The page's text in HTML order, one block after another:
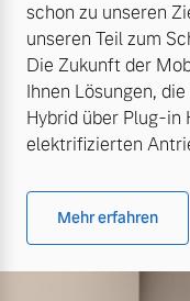
schon zu unseren
unseren Teil zum
Die Zukunft der
Ihnen Lösungen,
Hybrid über Plug-in
elektrifizierten
Mehr erfahren